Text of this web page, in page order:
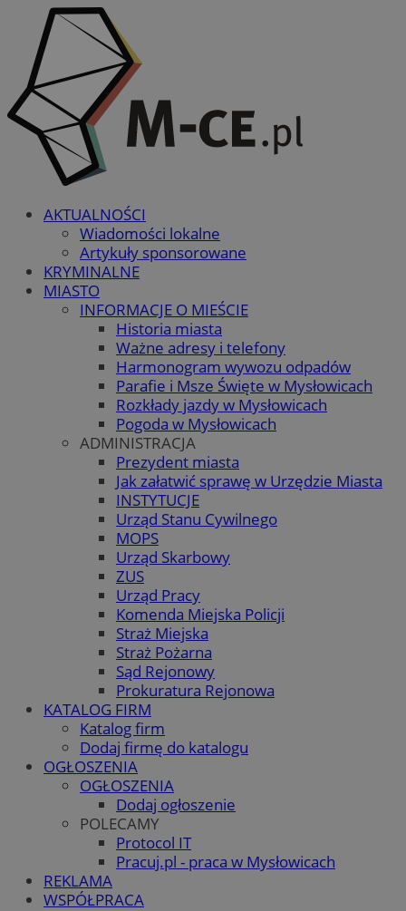
AKTUALNOŚCI
Wiadomości lokalne
Artykuły sponsorowane
KRYMINALNE
MIASTO
INFORMACJE O MIEŚCIE
Historia miasta
Ważne adresy i telefony
Harmonogram wywozu odpadów
Parafie i Msze Święte w Mysłowicach
Rozkłady jazdy w Mysłowicach
Pogoda w Mysłowicach
ADMINISTRACJA
Prezydent miasta
Jak załatwić sprawę w Urzędzie Miasta
INSTYTUCJE
Urząd Stanu Cywilnego
MOPS
Urząd Skarbowy
ZUS
Urząd Pracy
Komenda Miejska Policji
Straż Miejska
Straż Pożarna
Sąd Rejonowy
Prokuratura Rejonowa
KATALOG FIRM
Katalog firm
Dodaj firmę do katalogu
OGŁOSZENIA
OGŁOSZENIA
Dodaj ogłoszenie
POLECAMY
Protocol IT
Pracuj.pl - praca w Mysłowicach
REKLAMA
WSPÓŁPRACA